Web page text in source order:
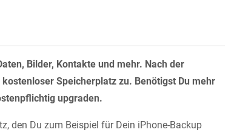
Bilder, Kontakte und mehr. Nach der
Speicherplatz zu. Benötigst Du mehr
upgraden.
den Du zum Beispiel für Dein iPhone-Backup